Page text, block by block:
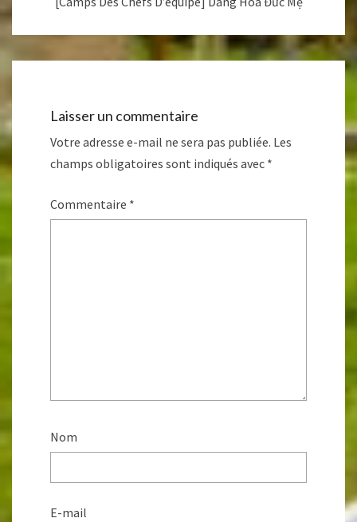
Laisser un commentaire
Votre adresse e-mail ne sera pas publiée. Les
champs obligatoires sont indiqués avec *
Commentaire *
Nom
E-mail